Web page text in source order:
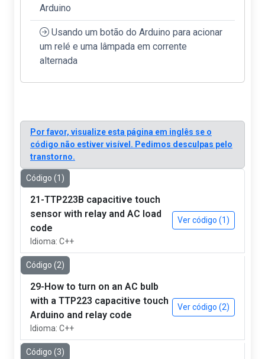
Arduino
Usando um botão do Arduino para acionar
um relé e uma lâmpada em corrente
alternada
Por favor, visualize esta página em inglês se o
código não estiver visível. Pedimos desculpas pelo
transtorno.
Código (1)
21-TTP223B capacitive touch
sensor with relay and AC load
code
Idioma: C++
Ver código (1)
Código (2)
29-How to turn on an AC bulb
with a TTP223 capacitive touch
Arduino and relay code
Idioma: C++
Ver código (2)
Código (3)